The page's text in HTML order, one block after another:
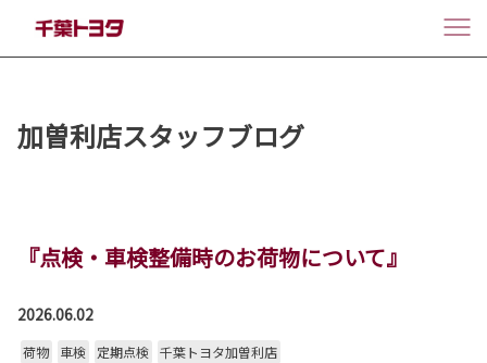
加曽利店スタッフブログ
『点検・車検整備時のお荷物について』
2026.06.02
荷物 車検 定期点検 千葉トヨタ加曽利店